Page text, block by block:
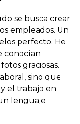
se busca crear
empleados. Un
perfecto. He
conocían
graciosas.
sino que
el trabajo en
lenguaje